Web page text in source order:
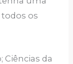
os
Ciências da